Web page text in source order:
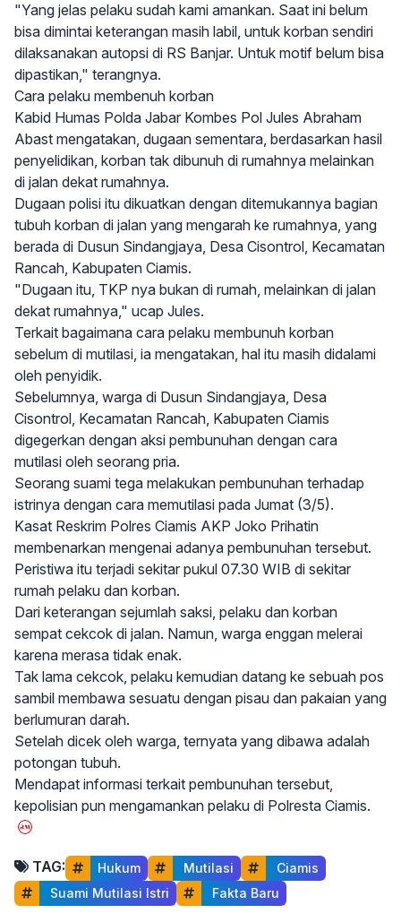
"Yang jelas pelaku sudah kami amankan. Saat ini belum
bisa dimintai keterangan masih labil, untuk korban sendiri
dilaksanakan autopsi di RS Banjar. Untuk motif belum bisa
dipastikan," terangnya.
Cara pelaku membenuh korban
Kabid Humas Polda Jabar Kombes Pol Jules Abraham
Abast mengatakan, dugaan sementara, berdasarkan hasil
penyelidikan, korban tak dibunuh di rumahnya melainkan
di jalan dekat rumahnya.
Dugaan polisi itu dikuatkan dengan ditemukannya bagian
tubuh korban di jalan yang mengarah ke rumahnya, yang
berada di Dusun Sindangjaya, Desa Cisontrol, Kecamatan
Rancah, Kabupaten Ciamis.
"Dugaan itu, TKP nya bukan di rumah, melainkan di jalan
dekat rumahnya," ucap Jules.
Terkait bagaimana cara pelaku membunuh korban
sebelum di mutilasi, ia mengatakan, hal itu masih didalami
oleh penyidik.
Sebelumnya, warga di Dusun Sindangjaya, Desa
Cisontrol, Kecamatan Rancah, Kabupaten Ciamis
digegerkan dengan aksi pembunuhan dengan cara
mutilasi oleh seorang pria.
Seorang suami tega melakukan pembunuhan terhadap
istrinya dengan cara memutilasi pada Jumat (3/5).
Kasat Reskrim Polres Ciamis AKP Joko Prihatin
membenarkan mengenai adanya pembunuhan tersebut.
Peristiwa itu terjadi sekitar pukul 07.30 WIB di sekitar
rumah pelaku dan korban.
Dari keterangan sejumlah saksi, pelaku dan korban
sempat cekcok di jalan. Namun, warga enggan melerai
karena merasa tidak enak.
Tak lama cekcok, pelaku kemudian datang ke sebuah pos
sambil membawa sesuatu dengan pisau dan pakaian yang
berlumuran darah.
Setelah dicek oleh warga, ternyata yang dibawa adalah
potongan tubuh.
Mendapat informasi terkait pembunuhan tersebut,
kepolisian pun mengamankan pelaku di Polresta Ciamis.
TAG: Hukum Mutilasi
Ciamis
Suami Mutilasi Istri
Fakta Baru